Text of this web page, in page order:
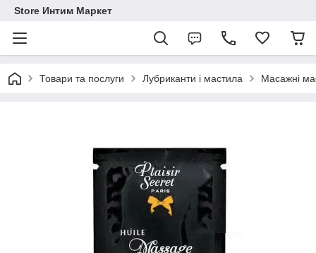
Store Интим Маркет
Товари та послуги Лубриканти і мастила Масажні